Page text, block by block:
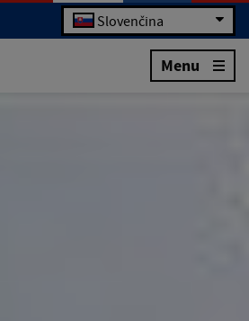
Slovenčina
Menu